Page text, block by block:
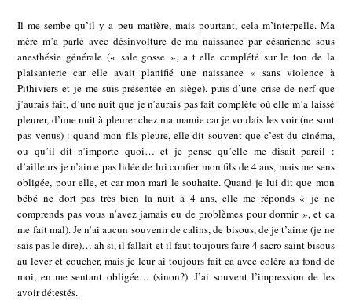
Il me sembe qu’il y a peu matière, mais pourtant, cela m’interpelle. Ma
mère m’a parlé avec désinvolture de ma naissance par césarienne sous
anesthésie générale (« sale gosse », a t elle complété sur le ton de la
plaisanterie car elle avait planifié une naissance « sans violence à
Pithiviers et je me suis présentée en siège), puis d’une crise de nerf que
j’aurais fait, d’une nuit que je n’aurais pas fait complète où elle m’a laissé
pleurer, d’une nuit à pleurer chez ma mamie car je voulais les voir (ne sont
pas venus) : quand mon fils pleure, elle dit souvent que c’est du cinéma,
ou qu’il dit n’importe quoi… et je pense qu’elle me disait pareil :
d’ailleurs je n’aime pas lidée de lui confier mon fils de 4 ans, mais me sens
obligée, pour elle, et car mon mari le souhaite. Quand je lui dit que mon
bébé ne dort pas très bien la nuit à 4 ans, elle me réponds « je ne
comprends pas vous n’avez jamais eu de problèmes pour dormir », et ca
me fait mal). Je n’ai aucun souvenir de calins, de bisous, de je t’aime (je ne
sais pas le dire)… ah si, il fallait et il faut toujours faire 4 sacro saint bisous
au lever et coucher, mais je leur ai toujours fait ca avec colère au fond de
moi, en me sentant obligée… (sinon?). J’ai souvent l’impression de les
avoir détestés.